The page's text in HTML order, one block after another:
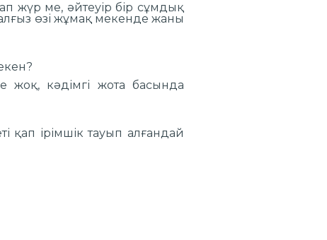
жүр ме, әйтеуір бір сұмдық
өзі жұмақ мекенде жаны
жоқ, кәдімгі жота басында
ірімшік тауып алғандай